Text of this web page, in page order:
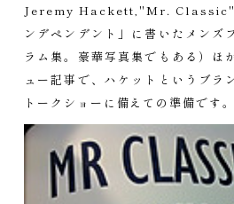
Jeremy Hackett,"Mr. Classic"
ンデペンデント」に書いたメンズ
ラム集。豪華写真集でもある）ほ
ュー記事で、ハケットというブラ
トークショーに備えての準備です